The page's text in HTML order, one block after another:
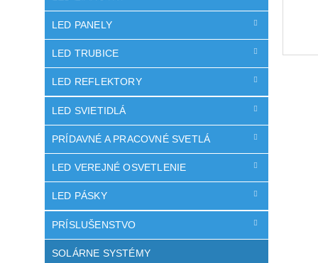
LED PANELY
LED TRUBICE
LED REFLEKTORY
LED SVIETIDLÁ
PRÍDAVNÉ A PRACOVNÉ SVETLÁ
LED VEREJNÉ OSVETLENIE
LED PÁSKY
PRÍSLUŠENSTVO
SOLÁRNE SYSTÉMY